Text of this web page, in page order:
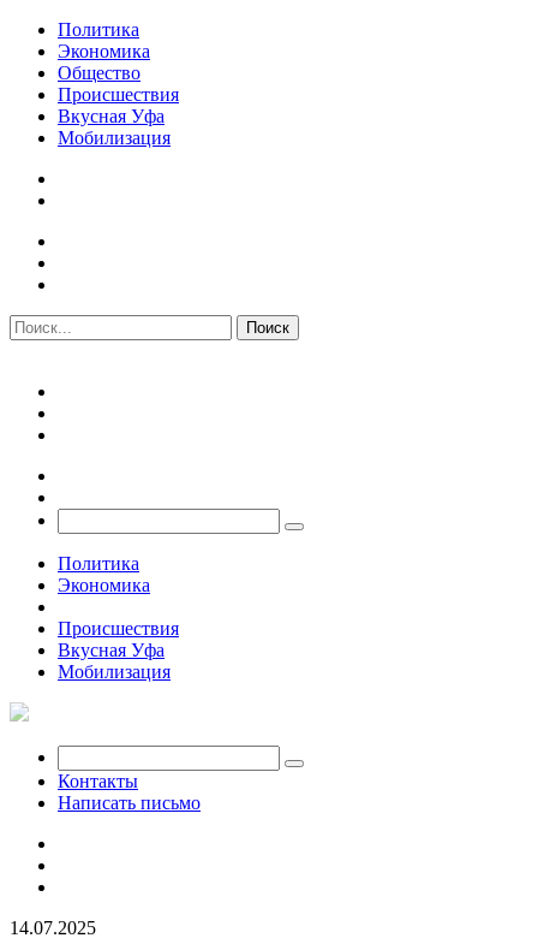
Политика
Экономика
Общество
Происшествия
Вкусная Уфа
Мобилизация
Политика
Экономика
Происшествия
Вкусная Уфа
Мобилизация
Контакты
Написать письмо
14.07.2025